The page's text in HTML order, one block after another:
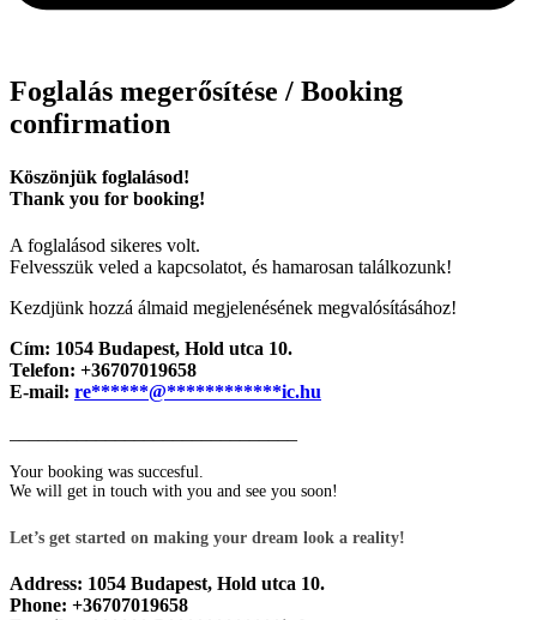
Foglalás megerősítése / Booking
confirmation
Köszönjük foglalásod!
Thank you for booking!
A foglalásod sikeres volt.
Felvesszük veled a kapcsolatot, és hamarosan találkozunk!
Kezdjünk hozzá álmaid megjelenésének megvalósításához!
Cím: 1054 Budapest, Hold utca 10.
Telefon: +36707019658
E-mail: re******@************ic.hu
Your booking was succesful.
We will get in touch with you and see you soon!
Let’s get started on making your dream look a reality!
Address: 1054 Budapest, Hold utca 10.
Phone: +36707019658